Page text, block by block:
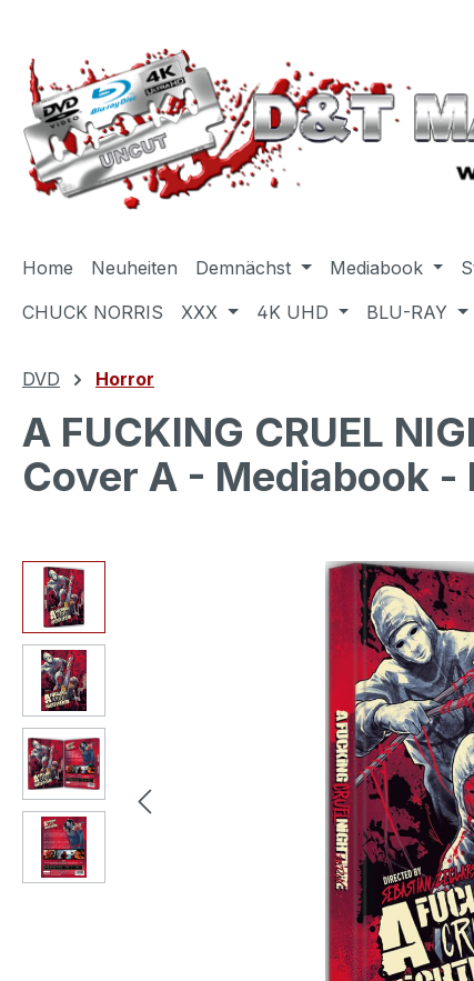
Home Neuheiten Demnächst Mediabook
CHUCK NORRIS
XXX 4K UHD BLU-RAY
DVD Horror
A FUCKING CRUEL
Cover A - Mediabook
Bildergalerie überspringen